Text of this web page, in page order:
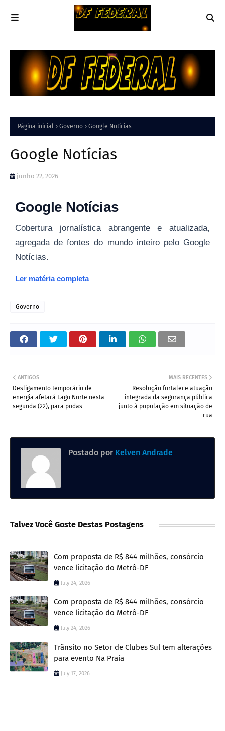
Página inicial Governo Google Notícias
Google Notícias
junho 22, 2026
Google Notícias
Cobertura jornalística abrangente e atualizada,
agregada de fontes do mundo inteiro pelo Google
Notícias.
Ler matéria completa
Governo
MAIS RECENTES
Resolução fortalece atuação
integrada da segurança pública
junto à população em situação de
rua
ANTIGOS
Desligamento temporário de
energia afetará Lago Norte nesta
segunda (22), para podas
Postado por Kelven Andrade
Talvez Você Goste Destas Postagens
Com proposta de R$ 844 milhões, consórcio
vence licitação do Metrô-DF
July 24, 2026
Com proposta de R$ 844 milhões, consórcio
vence licitação do Metrô-DF
July 24, 2026
Trânsito no Setor de Clubes Sul tem alterações
para evento Na Praia
July 17, 2026